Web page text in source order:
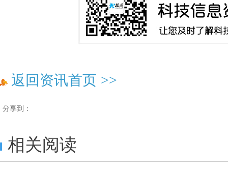
返回资讯首页 >>
分享到：
相关阅读